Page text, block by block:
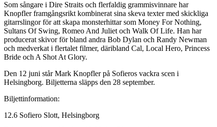
Som sångare i Dire Straits och flerfaldig grammisvinnare har
Knopfler framgångsrikt kombinerat sina skeva texter med skickliga
gitarrslingor för att skapa monsterhittar som Money For Nothing,
Sultans Of Swing, Romeo And Juliet och Walk Of Life. Han har
producerat skivor för bland andra Bob Dylan och Randy Newman
och medverkat i flertalet filmer, däribland Cal, Local Hero, Princess
Bride och A Shot At Glory.
Den 12 juni står Mark Knopfler på Sofieros vackra scen i
Helsingborg. Biljetterna släpps den 28 september.
Biljettinformation:
12.6 Sofiero Slott, Helsingborg